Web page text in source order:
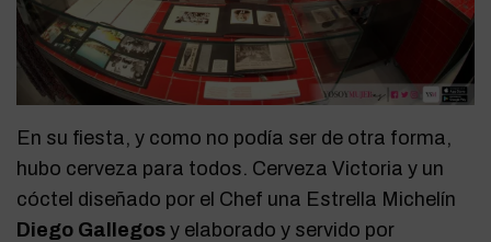
En su fiesta, y como no podía ser de otra forma,
hubo cerveza para todos. Cerveza Victoria y un
cóctel diseñado por el Chef una Estrella Michelín
Diego Gallegos y elaborado y servido por